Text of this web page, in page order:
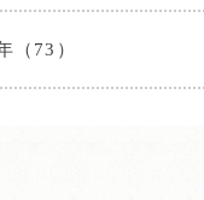
（73）